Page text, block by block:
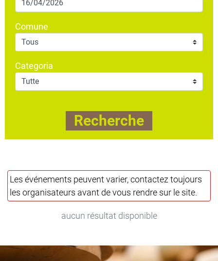
Comune
Categoria
Recherche
Les événements peuvent varier, contactez toujours
les organisateurs avant de vous rendre sur le site.
aucun résultat disponible